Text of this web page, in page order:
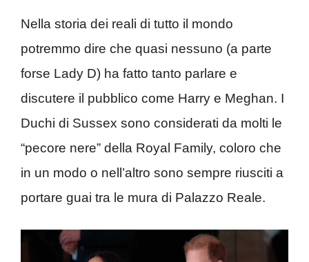
Nella storia dei reali di tutto il mondo
potremmo dire che quasi nessuno (a parte
forse Lady D) ha fatto tanto parlare e
discutere il pubblico come Harry e Meghan. I
Duchi di Sussex sono considerati da molti le
“pecore nere” della Royal Family, coloro che
in un modo o nell’altro sono sempre riusciti a
portare guai tra le mura di Palazzo Reale.